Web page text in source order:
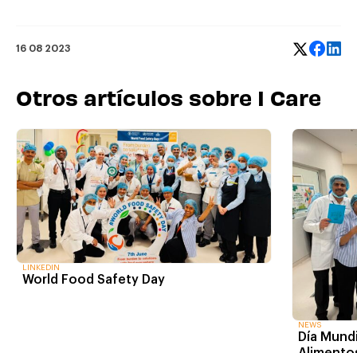
16 08 2023
Otros artículos sobre I Care
LINKEDIN
World Food Safety Day
NEWS
Día